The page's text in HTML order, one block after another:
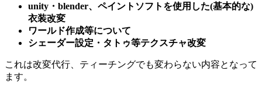
unity・blender、ペイントソフトを使用した(基本的な)
衣装改変
ワールド作成等について
シェーダー設定・タトゥ等テクスチャ改変
これは改変代行、ティーチングでも変わらない内容となって
ます。